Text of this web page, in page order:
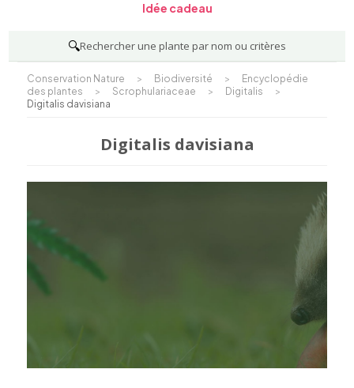
Idée cadeau
🔍Rechercher une plante par nom ou critères
Conservation Nature > Biodiversité >
Encyclopédie
des plantes
> Scrophulariaceae > Digitalis
>
Digitalis davisiana
Digitalis davisiana